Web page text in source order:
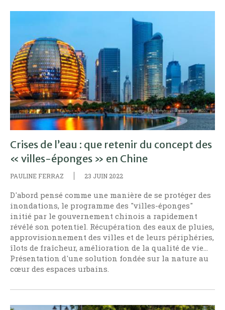
Crises de l’eau : que retenir du concept des
« villes-éponges » en Chine
PAULINE FERRAZ 23 JUIN 2022
D'abord pensé comme une manière de se protéger des
inondations, le programme des "villes-éponges"
initié par le gouvernement chinois a rapidement
révélé son potentiel. Récupération des eaux de pluies,
approvisionnement des villes et de leurs périphéries,
îlots de fraîcheur, amélioration de la qualité de vie...
Présentation d'une solution fondée sur la nature au
cœur des espaces urbains.